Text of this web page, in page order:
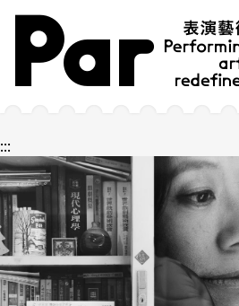
跳到主要內容區塊
網站導覽
:::